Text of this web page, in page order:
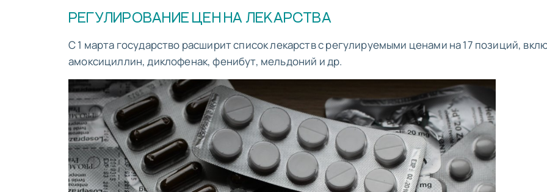
РЕГУЛИРОВАНИЕ ЦЕН НА ЛЕКАРСТВА
С 1 марта государство расширит список лекарств с регулируемыми ценами на 17 позиций,
амоксициллин, диклофенак, фенибут, мельдоний и др.